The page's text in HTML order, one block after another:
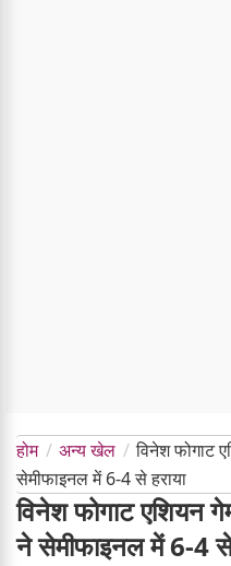
होम अन्य खेल
विनेश फोगाट
सेमीफाइनल में 6-4 से हराया
विनेश फोगाट एशियन
ने सेमीफाइनल में 6-4 से